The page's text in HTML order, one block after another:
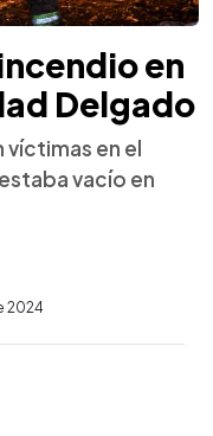
en
Delgado
en el
vacío en
2024